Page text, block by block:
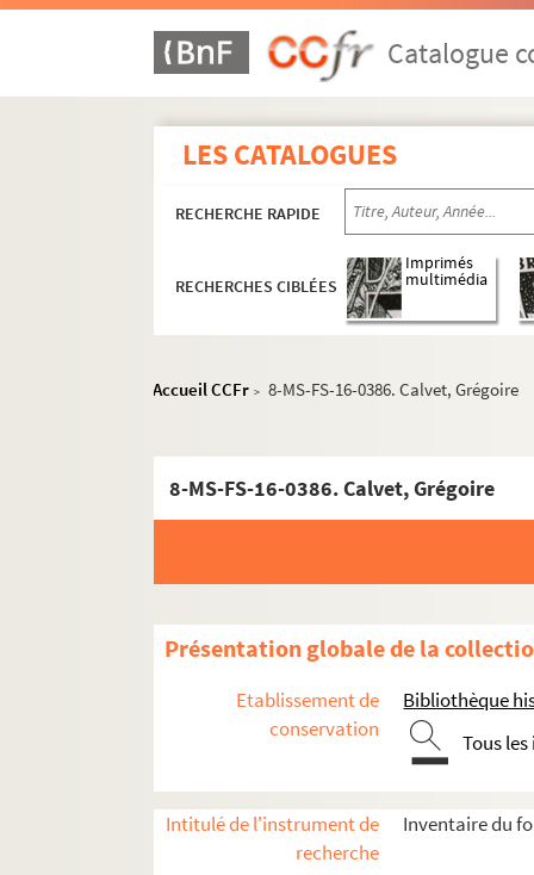
Catalogue
LES CATALOGUES
RECHERCHE RAPIDE
RECHERCHES CIBLÉES
Imprimés
multimédia
Accueil CCFr > 8-MS-FS-16-0386. Calvet, Grégoire
8-MS-FS-16-0386. Calvet, Grégoire
Présentation globale de la
Etablissement de
conservation
Bibliothèque
Tous
Intitulé de l'instrument de
recherche
Inventaire du
Écrits et conférences
Correspondance
Lettres de Céline Renooz
8-MS-FS-16-1245. Récépissés postaux